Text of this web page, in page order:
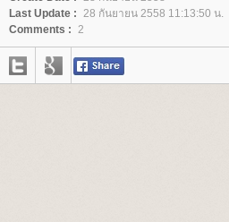
Last Update : 28 กันยายน 2558 11:13:50 น.
Comments : 2